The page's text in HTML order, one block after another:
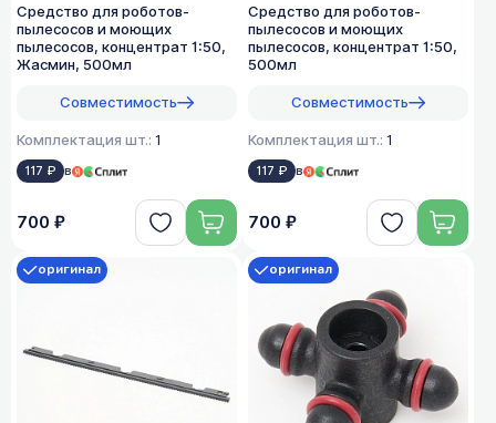
Средство для роботов-
пылесосов и моющих
пылесосов, концентрат 1:50,
Жасмин, 500мл
Совместимость
Комплектация шт.: 1
117 ₽ в
700 ₽
Средство для роботов-
пылесосов и моющих
пылесосов, концентрат 1:50,
500мл
Совместимость
Комплектация шт.: 1
117 ₽ в
700 ₽
оригинал оригинал